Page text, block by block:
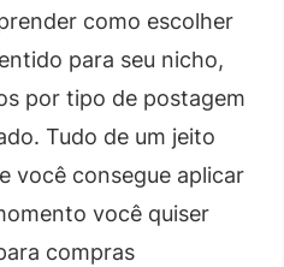
como escolher
para seu nicho,
por tipo de postagem
Tudo de um jeito
você consegue aplicar
você quiser
compras